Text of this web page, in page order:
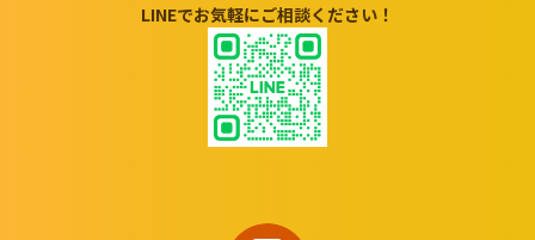
LINEでお気軽にご相談ください！